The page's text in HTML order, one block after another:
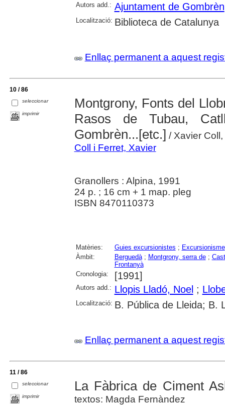
Autors add.: Ajuntament de Gombrèn
Localització: Biblioteca de Catalunya
Enllaç permanent a aquest
10 / 86
seleccionar
imprimir
Montgrony, Fonts del
Rasos de Tubau,
Gombrèn...[etc.] / Xavier
Coll i Ferret, Xavier
Granollers : Alpina, 1991
24 p. ; 16 cm + 1 map. pleg
ISBN 8470110373
Matèries: Guies excursionistes ; Excursionisme
Àmbit:
Berguedà; Montgrony, serra de;
Frontanyà
Cronologia:
[1991]
Autors add.: Llopis Lladó, Noel ;
Localització: B. Pública de Lleida; B.
Enllaç permanent a aquest
11 / 86
seleccionar
imprimir
La Fàbrica de Ciment
textos: Magda Fernàndez